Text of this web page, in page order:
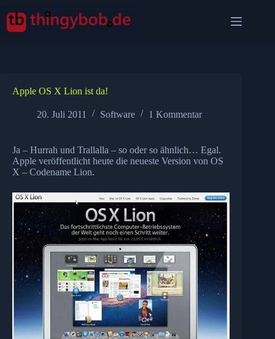
Inhalt
springen
Apple OS X Lion ist da!
20. Juli 2011 Software 1 Kommentar
Ja – Hurrah und Trallalla – so oder so ähnlich… Egal.
Apple veröffentlicht heute die neueste Version von OS
X – Codename Lion.